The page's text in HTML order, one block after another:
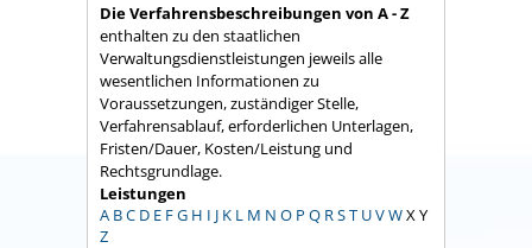
Die Verfahrensbeschreibungen von A - Z
enthalten zu den staatlichen
Verwaltungsdienstleistungen jeweils alle
wesentlichen Informationen zu
Voraussetzungen, zuständiger Stelle,
Verfahrensablauf, erforderlichen Unterlagen,
Fristen/Dauer, Kosten/Leistung und
Rechtsgrundlage.
Leistungen
A BC D E FG H I J K L M N O P Q RST UVWX Y
Z